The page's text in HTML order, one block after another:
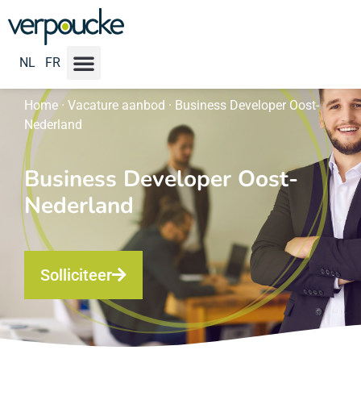
NL FR
Home· Vacature aanbod · Business Developer Oost-
Nederland
Business Developer Oost-
Nederland
Solliciteer